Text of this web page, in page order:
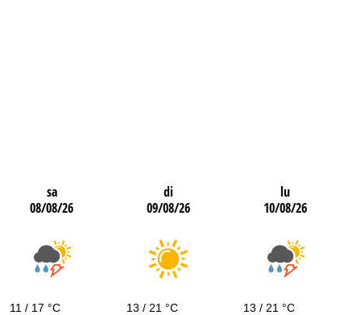
sa
08/08/26
di
09/08/26
lu
10/08/26
11 / 17 °C 13 / 21 °C 13 / 21 °C